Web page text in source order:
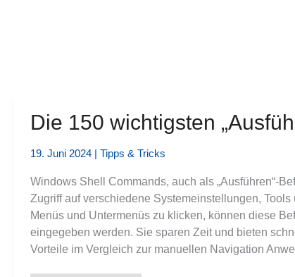
Die 150 wichtigsten
19. Juni 2024 | Tipps & Tricks
Windows Shell Commands, auch als „Ausführen“-
Zugriff auf verschiedene Systemeinstellungen,
Menüs und Untermenüs zu klicken, können diese
eingegeben werden. Sie sparen Zeit und bieten
Vorteile im Vergleich zur manuellen Navigation